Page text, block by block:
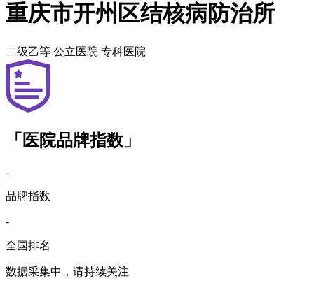
重庆市开州区结核病防治所
二级乙等 公立医院 专科医院
「医院品牌指数」
-
品牌指数
-
全国排名
数据采集中，请持续关注